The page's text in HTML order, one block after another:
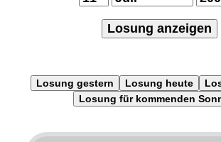
Losung anzeigen
Losung gestern Losung heute
Losung für kommenden